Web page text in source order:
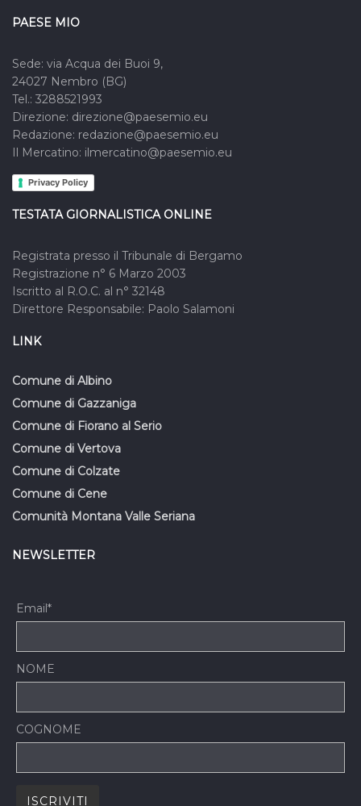
PAESE MIO
Sede: via Acqua dei Buoi 9,
24027 Nembro (BG)
Tel.: 3288521993
Direzione: direzione@paesemio.eu
Redazione: redazione@paesemio.eu
Il Mercatino: ilmercatino@paesemio.eu
Privacy Policy
TESTATA GIORNALISTICA ONLINE
Registrata presso il Tribunale di Bergamo
Registrazione n° 6 Marzo 2003
Iscritto al R.O.C. al n° 32148
Direttore Responsabile: Paolo Salamoni
LINK
Comune di Albino
Comune di Gazzaniga
Comune di Fiorano al Serio
Comune di Vertova
Comune di Colzate
Comune di Cene
Comunità Montana Valle Seriana
NEWSLETTER
Email*
NOME
COGNOME